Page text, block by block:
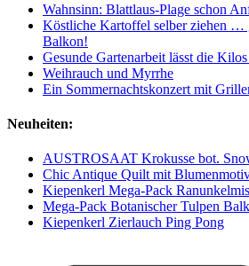
Wahnsinn: Blattlaus-Plage schon
Köstliche Kartoffel selber ziehen …
Balkon!
Gesunde Gartenarbeit lässt die
Weihrauch und Myrrhe
Ein Sommernachtskonzert mit
Neuheiten:
AUSTROSAAT Krokusse bot.
Chic Antique Quilt mit
Kiepenkerl Mega-Pack
Mega-Pack Botanischer Tulpen
Kiepenkerl Zierlauch Ping Pong